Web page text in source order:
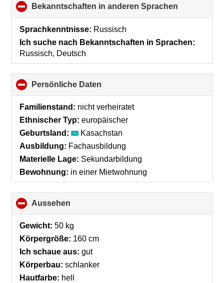
Bekanntschaften in anderen Sprachen
to
Sprachkenntnisse: Russisch
Ich suche nach Bekanntschaften in Sprachen:
Russisch, Deutsch
Persönliche Daten
to
collapse
Familienstand: nicht verheiratet
Ethnischer Typ: europäischer
Geburtsland:
Kasachstan
Ausbildung: Fachausbildung
Materielle Lage: Sekundarbildung
Bewohnung: in einer Mietwohnung
Aussehen
to
collapse
Gewicht: 50 kg
Körpergröße: 160 cm
Ich schaue aus: gut
Körperbau: schlanker
Hautfarbe: hell